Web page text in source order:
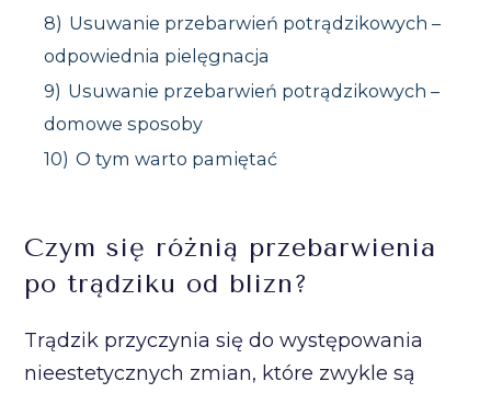
8) Usuwanie przebarwień potrądzikowych –
odpowiednia pielęgnacja
9) Usuwanie przebarwień potrądzikowych –
domowe sposoby
10) O tym warto pamiętać
Czym się różnią przebarwienia
po trądziku od blizn?
Trądzik przyczynia się do występowania
nieestetycznych zmian, które zwykle są